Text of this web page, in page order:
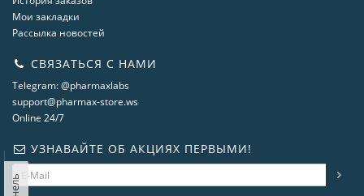
Мои закладки
Рассылка новостей
СВЯЗАТЬСЯ С НАМИ
Telegram: @pharmaxlabs
support@pharmax-store.ws
Online 24/7
УЗНАВАЙТЕ ОБ АКЦИЯХ ПЕРВЫМИ!